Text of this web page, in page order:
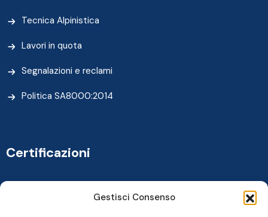
Gestisci Consenso
Tecnica Alpinistica
Lavori in quota
Segnalazioni e reclami
Politica SA8000:2014
Certificazioni